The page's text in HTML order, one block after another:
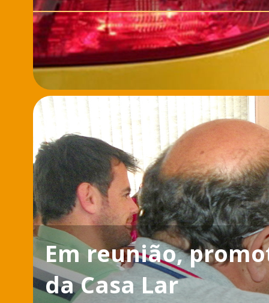
Em reunião,
da Casa Lar